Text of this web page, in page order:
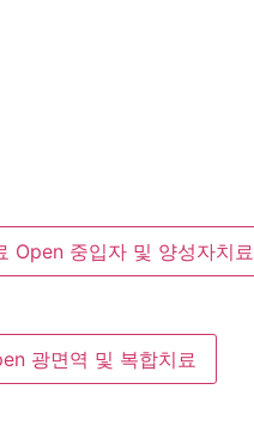
Open 중입자 및 양성자치료
광면역 및 복합치료